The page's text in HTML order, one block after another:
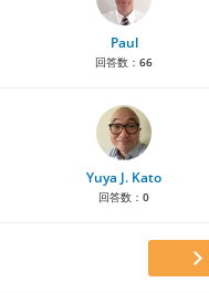
Paul
回答数： 66
Yuya J. Kato
回答数： 0